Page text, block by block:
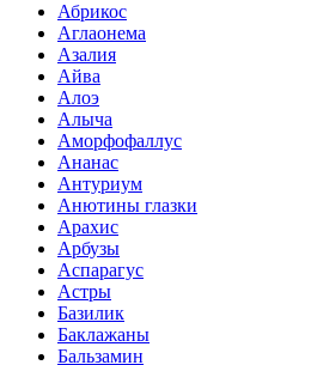
Абрикос
Аглаонема
Азалия
Айва
Алоэ
Алыча
Аморфофаллус
Ананас
Антуриум
Анютины глазки
Арахис
Арбузы
Аспарагус
Астры
Базилик
Баклажаны
Бальзамин